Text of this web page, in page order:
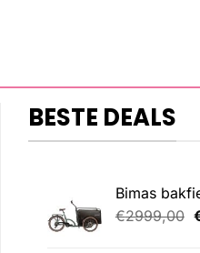
BESTE DEALS
Bimas
€2999,00